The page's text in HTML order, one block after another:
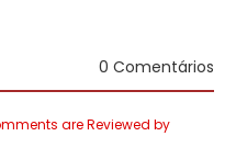
0 Comentários
are Reviewed by